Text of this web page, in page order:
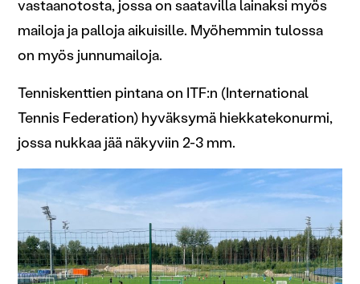
vastaanotosta, jossa on saatavilla lainaksi myös
mailoja ja palloja aikuisille. Myöhemmin tulossa
on myös junnumailoja.
Tenniskenttien pintana on ITF:n (International
Tennis Federation) hyväksymä hiekkatekonurmi,
jossa nukkaa jää näkyviin 2-3 mm.